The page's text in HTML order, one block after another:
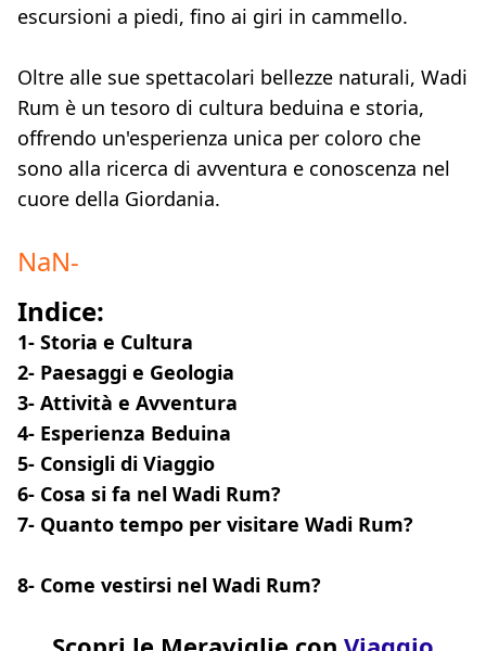
escursioni a piedi, fino ai giri in cammello.
Oltre alle sue spettacolari bellezze naturali, Wadi
Rum è un tesoro di cultura beduina e storia,
offrendo un'esperienza unica per coloro che
sono alla ricerca di avventura e conoscenza nel
cuore della Giordania.
NaN-
Indice:
1- Storia e Cultura
2- Paesaggi e Geologia
3- Attività e Avventura
4- Esperienza Beduina
5- Consigli di Viaggio
6- Cosa si fa nel Wadi Rum?
7- Quanto tempo per visitare Wadi Rum?
8- Come vestirsi nel Wadi Rum?